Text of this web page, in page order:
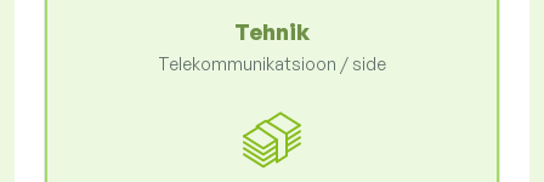
Tehnik
Telekommunikatsioon / side